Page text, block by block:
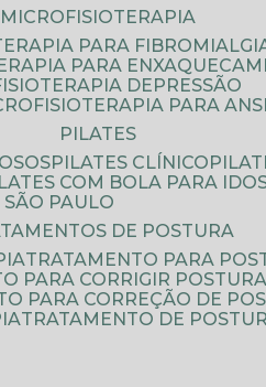
MICROFISIOTERAPIA
PARA
PARA ENXAQUECA
DEPRESSÃO
PARA
PILATES
PILATES CLÍNICO
COM BOLA PARA
SÃO PAULO
DE POSTURA
TRATAMENTO PARA
PARA CORRIGIR POSTURA
PARA CORREÇÃO DE
TRATAMENTO DE